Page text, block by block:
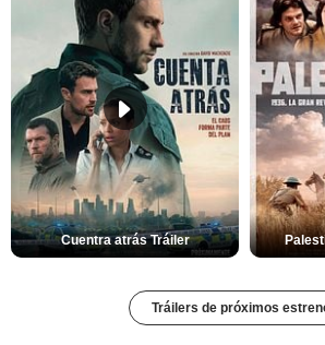
Cuentra atrás Tráiler
Tráilers de próximos